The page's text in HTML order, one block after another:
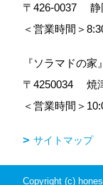
〒426-0037
＜営業時間＞
『ソラマドの
〒4250034
焼
＜営業時間＞
サイトマップ
Copyright (c)